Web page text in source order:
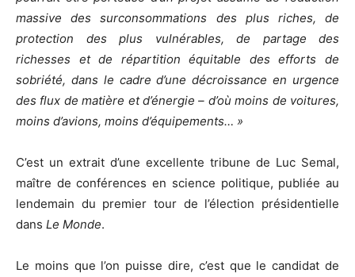
massive des surconsommations des plus riches, de
protection des plus vulnérables, de partage des
richesses et de répartition équitable des efforts de
sobriété, dans le cadre d’une décroissance en urgence
des flux de matière et d’énergie – d’où moins de voitures,
moins d’avions, moins d’équipements… »
C’est un extrait d’une excellente tribune de Luc Semal,
maître de conférences en science politique, publiée au
lendemain du premier tour de l’élection présidentielle
dans Le Monde.
Le moins que l’on puisse dire, c’est que le candidat de